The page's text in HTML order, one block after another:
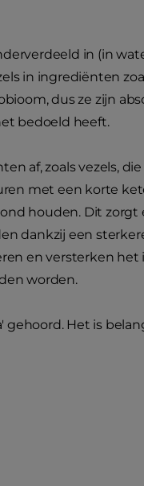
in (in
in ingrediënten
dus ze zijn
bedoeld heeft.
af, zoals vezels,
met een korte
houden. Dit zorgt
dankzij een
en versterken
worden.
gehoord. Het is